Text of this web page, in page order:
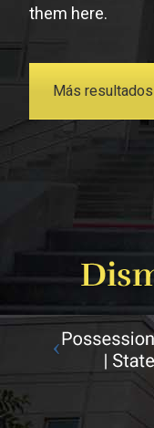
them here.
Más resultados